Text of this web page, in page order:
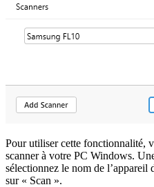
Pour utiliser cette fonctionnalité,
scanner à votre PC Windows.
sélectionnez le nom de l’appareil
sur « Scan ».